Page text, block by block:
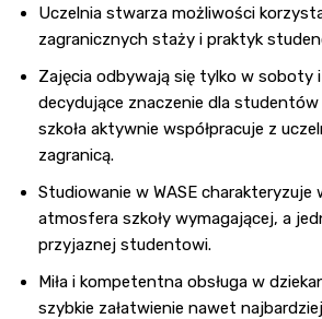
Uczelnia stwarza możliwości
zagranicznych staży i praktyk
Zajęcia odbywają się tylko w soboty
decydujące znaczenie dla studentów
szkoła aktywnie współpracuje z
zagranicą.
Studiowanie w WASE charakteryzuje
atmosfera szkoły wymagającej, a
przyjaznej studentowi.
Miła i kompetentna obsługa w
szybkie załatwienie nawet